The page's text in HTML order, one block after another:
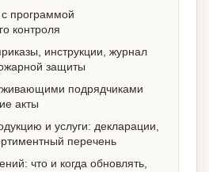
программой
контроля
инструкции, журнал
защиты
подрядчиками
акты
и услуги: декларации,
перечень
что и когда обновлять,